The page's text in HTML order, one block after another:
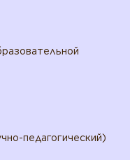
педагогический)